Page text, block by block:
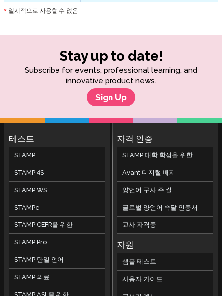
* 일시적으로 사용할 수 없음
Stay up to date!
Subscribe for events, professional learning, and
innovative product news.
Sign Up
테스트
STAMP
STAMP 4S
STAMP WS
STAMPe
STAMP CEFR을 위한
STAMP Pro
STAMP 단일 언어
STAMP 의료
STAMP ASL을 위한
자격 인증
STAMP 대학 학점을 위한
Avant 디지털 배지
양언어 구사 주 씰
글로벌 양언어 숙달 인증서
교사 자격증
자원
샘플 테스트
사용자 가이드